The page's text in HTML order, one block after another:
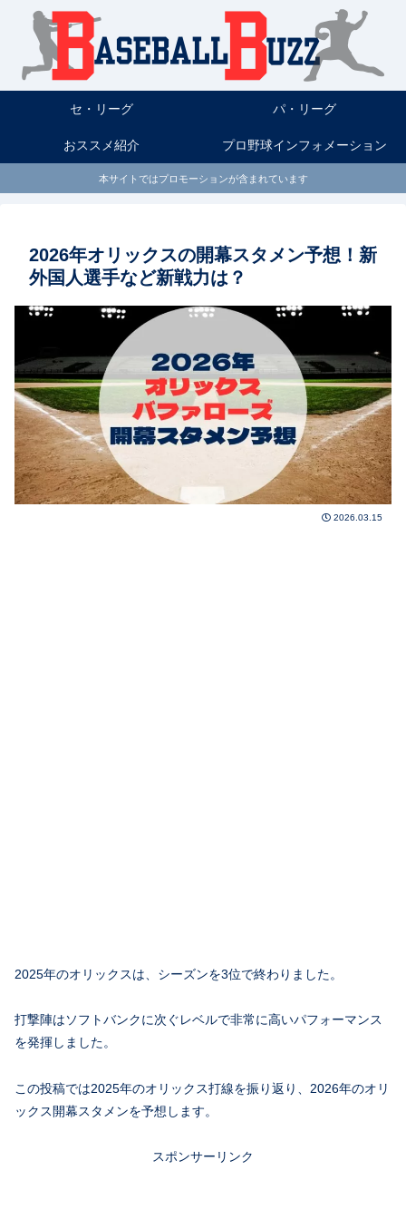
セ・リーグ パ・リーグ
おススメ紹介 プロ野球インフォメーション
本サイトではプロモーションが含まれています
2026年オリックスの開幕スタメン予想！新
外国人選手など新戦力は？
2026.03.15
2025年のオリックスは、シーズンを3位で終わりました。
打撃陣はソフトバンクに次ぐレベルで非常に高いパフォーマンス
を発揮しました。
この投稿では2025年のオリックス打線を振り返り、2026年のオリ
ックス開幕スタメンを予想します。
スポンサーリンク